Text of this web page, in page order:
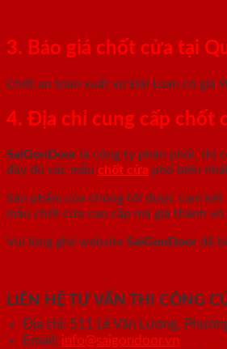
3. Báo giá chốt cửa tại
Chốt an toàn xuất xứ Đài Loan có giá
4. Địa chỉ cung cấp chốt
SaiGonDoor là công ty phân phối, thi
đầy đủ các mẫu chốt cửa phổ biến
Sản phẩm của chúng tôi được cam
mẫu chốt cửa cao cấp mà giá thành
Vui lòng ghé website SaiGonDoor để
LIÊN HỆ TƯ VẤN THI CÔNG
Địa chỉ: 511 Lê Văn Lương,
Email: info@saigondoor.vn